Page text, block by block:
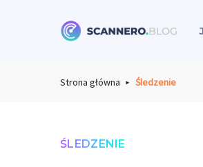
Strona główna Śledzenie
ŚLEDZENIE